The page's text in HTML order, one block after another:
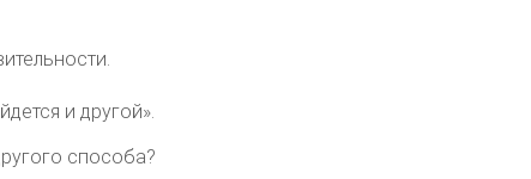
и другой».
способа?